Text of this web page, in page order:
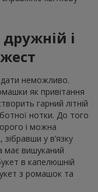
і
неможливо.
як привітання
гарний літній
нотки. До того
і можна
у в’язку
має вишуканий
в капелюшній
з ромашок та